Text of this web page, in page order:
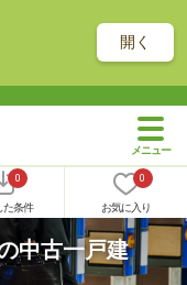
開く
0
た条件
0
お気に入り
中古一戸建